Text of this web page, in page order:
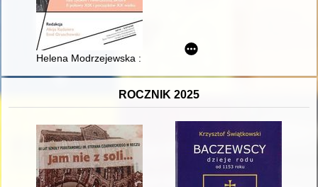
Helena Modrzejewska : materiały do badań nad życiem i
ROCZNIK 2025